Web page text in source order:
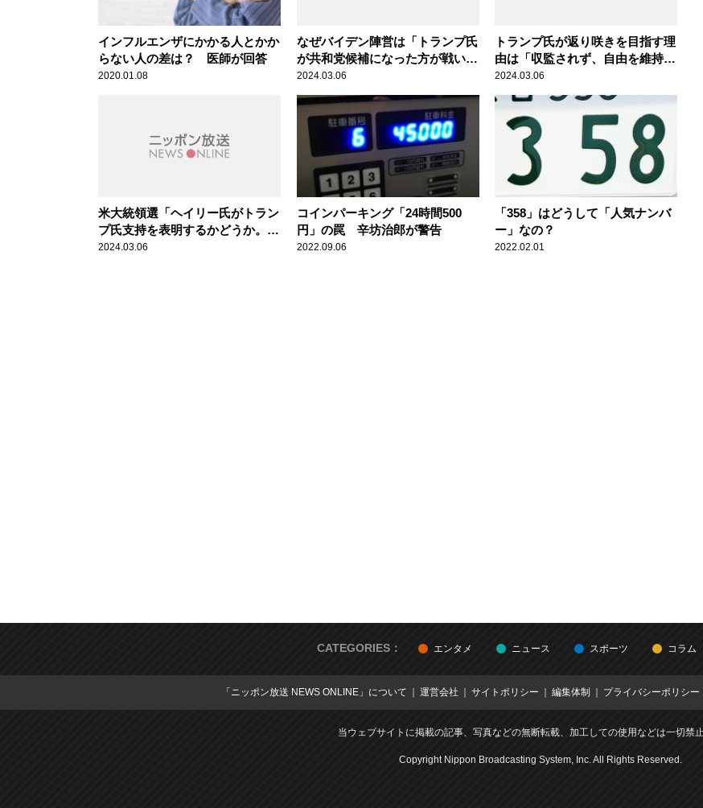
インフルエンザにかかる人とかか
らない人の差は？ 医師が回答
2020.01.08
なぜバイデン陣営は「トランプ氏
が共和党候補になった方が戦いや
すい」と見るのか 米大統領選ス
ーパーチューズデーの開票進む
2024.03.06
トランプ氏が返り咲きを目指す理
由は「収監されず、自由を維持し
たいから」専門家が解説
2024.03.06
米大統領選「ヘイリー氏がトラン
プ氏支持を表明するかどうか。ポ
イントは免責特権だ」今後の行方
2024.03.06
コインパーキング「24時間500
円」の罠 辛坊治郎が警告
2022.09.06
「358」はどうして「人気ナンバ
ー」なの？
2022.02.01
CATEGORIES： エンタメ ニュース スポーツ コラム
「ニッポン放送 NEWS ONLINE」について 運営会社 サイトポリシー 編集体制 プライバシーポリシー
当ウェブサイトに掲載の記事、写真などの無断転載、加工しての使用などは一切禁止
Copyright Nippon Broadcasting System, Inc. All Rights Reserved.